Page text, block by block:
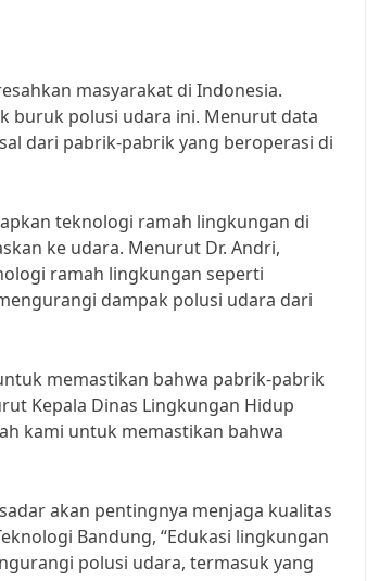
masyarakat di Indonesia.
buruk polusi udara ini. Menurut data
dari pabrik-pabrik yang beroperasi di
teknologi ramah lingkungan di
ke udara. Menurut Dr. Andri,
ramah lingkungan seperti
dampak polusi udara dari
memastikan bahwa pabrik-pabrik
Kepala Dinas Lingkungan Hidup
kami untuk memastikan bahwa
akan pentingnya menjaga kualitas
Bandung, “Edukasi lingkungan
polusi udara, termasuk yang